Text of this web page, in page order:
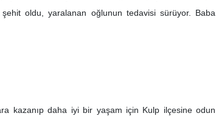
oldu, yaralanan oğlunun tedavisi sürüyor. Baba
kazanıp daha iyi bir yaşam için Kulp ilçesine odun